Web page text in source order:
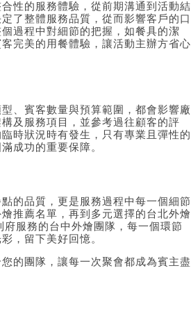
性的服務體驗，從前期溝通到活動結
了整體服務品質，從而影響客戶的口
過程中對細節的把握，如餐具的潔
完美的用餐體驗，讓活動主辦方省心
、賓客數量與預算範圍，都會影響廠
及服務項目，並參考過往顧客的評
時狀況時有發生，只有專業且彈性的
成功的重要保障。
的品質，更是服務過程中每一個細節
推薦名單 ，再到 多元選擇的台北外燴
府服務的台中外燴團隊 ，每一個環節
，留下美好回憶。
的團隊，讓每一次聚會都成為賓主盡